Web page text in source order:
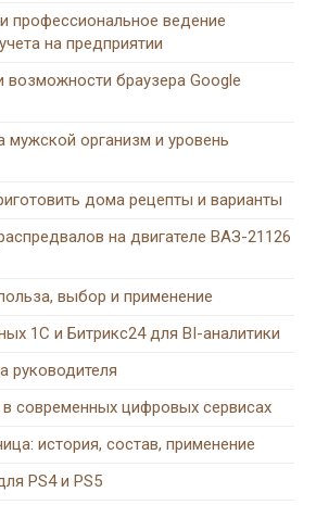
профессиональное ведение
на предприятии
возможности браузера Google
мужской организм и уровень
дома рецепты и варианты
на двигателе ВАЗ-21126
выбор и применение
1С и Битрикс24 для BI-аналитики
руководителя
современных цифровых сервисах
история, состав, применение
PS4 и PS5